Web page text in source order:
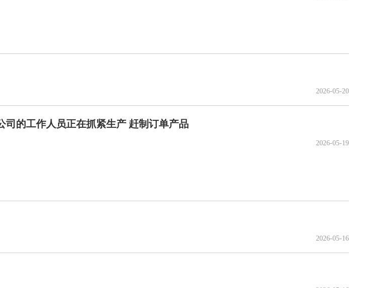
2026-05-20
司的工作人员正在抓紧生产 赶制订单产品
2026-05-19
2026-05-16